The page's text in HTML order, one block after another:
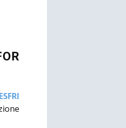
ESFRI